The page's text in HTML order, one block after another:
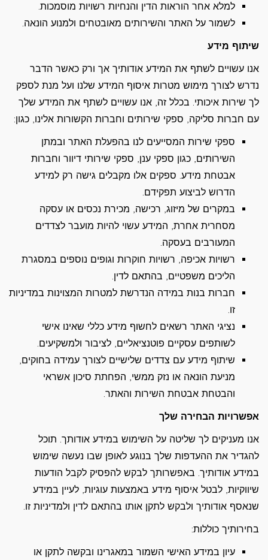
למלא אחר הוראות הדין והנחיות רשויות מוסמכות.
לשמור על האתר והשירותים מאובטחים ולמנוע הונאה.
שיתוף מידע
אנו עשויים לשתף את המידע אודותיך אך ורק כאשר הדבר
נדרש לצורך מימוש מטרות איסוף המידע שלנו ועל מנת לספק
לך שירות איכותי. בכלל זה, אנו עשויים לשתף את המידע שלך
עם חברות סליקה, ספקי שירותים וחברות הקשורות אלינו, כגון:
ספקי שירות המסייעים לנו בהפעלת האתר ובמתן
השירותים, כגון ספקי ענן, ספקי שירותי דיוור וחברות
אבטחת מידע. ספקים אלו מקבלים גישה רק למידע
הדרוש לביצוע תפקידם.
במקרים של מיזוג, רכישה, מכירת נכסים או עסקה
מסחרית אחרת, המידע עשוי להיות מועבר לצדדים
המעורבים בעסקה.
רשויות אכיפה, רשויות חוקרות וגופים נוספים במסגרת
הליכים משפטיים, בהתאם לדין.
חברות בנות במידה הנדרשת למטרות המצוינות במדיניות
זו.
נציגי האתר רשאים לחשוף מידע כללי שאינו אישי
לשותפים עסקיים פוטנציאליים, לציבור ולמשקיעים.
שיתוף מידע עם צדדים שלישיים לצורך עמידה בחוקים,
מניעת הונאה או נזק ממשי, הפחתת סיכון אשראי
והבטחת אבטחת השירות והאתר.
אפשרויות הבחירה שלך
אנו מעניקים לך שליטה על השימוש במידע אודותך. תוכל
להגדיר את ההעדפות שלך בנוגע לאופן שבו נעשה שימוש
במידע אודותיך. באפשרותך לבקש להפסיק לקבל הודעות
שיווקיות, לבטל איסוף מידע באמצעות עוגיות, לעיין במידע
שנאסף אודותיך ולבקש לתקן אותו בהתאם לדין ולמדיניות זו.
בחירותיך כוללות:
עיון במידע האישי השמור במאגרינו ובקשה לתקן או